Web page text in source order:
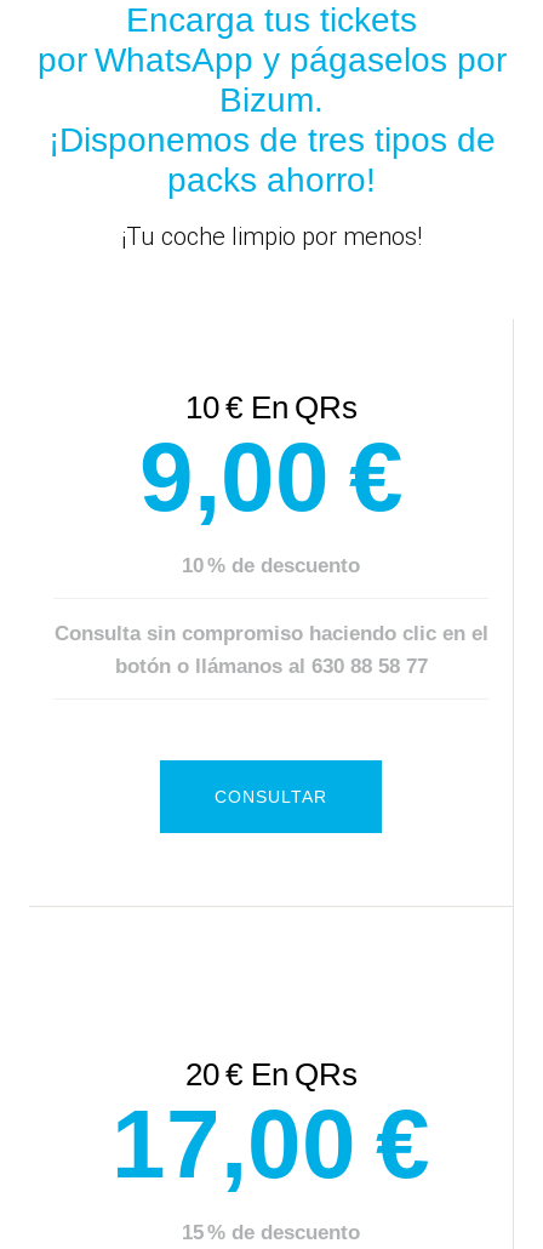
Encarga tus tickets
por WhatsApp y págaselos por
Bizum.
¡Disponemos de tres tipos de
packs ahorro!
¡Tu coche limpio por menos!
10 € En QRs
​9,00 €
10 % de descuento
Consulta sin compromiso haciendo clic en el
botón o llámanos al 630 88 58 77
CONSULTAR
20 € En QRs
​17,00 €
15 % de descuento